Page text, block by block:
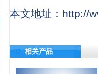
本文地址：http://
相关产品